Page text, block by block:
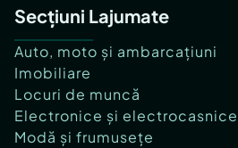
Secțiuni Lajumate
Auto, moto și ambarcațiuni
Imobiliare
Locuri de muncă
Electronice și electrocasnice
Modă și frumusețe